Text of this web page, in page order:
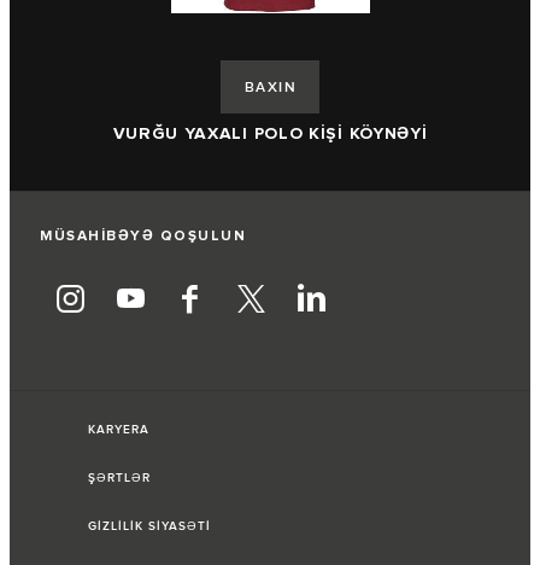
BAXIN
VURĞU YAXALI POLO KİŞİ KÖYNƏYİ
MÜSAHİBƏYƏ QOŞULUN
KARYERA
ŞƏRTLƏR
GİZLİLİK SİYASƏTİ